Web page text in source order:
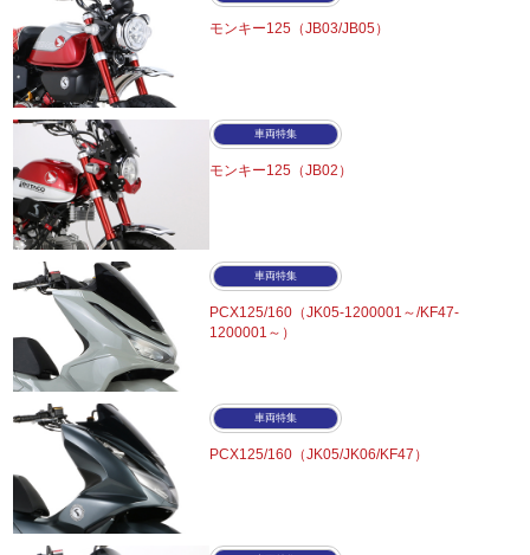
モンキー125（JB03/JB05）
車両特集
モンキー125（JB02）
車両特集
PCX125/160（JK05-1200001～/KF47-
1200001～）
車両特集
PCX125/160（JK05/JK06/KF47）